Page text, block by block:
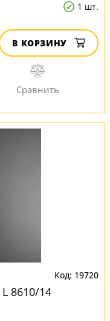
1 шт.
В КОРЗИНУ
19720
8610/14